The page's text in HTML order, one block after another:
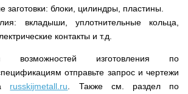
блоки, цилиндры, пластины.
вкладыши, уплотнительные кольца,
контакты и т.д.
возможностей изготовления по
отправьте запрос и чертежи
russkijmetall.ru . Также см. раздел по